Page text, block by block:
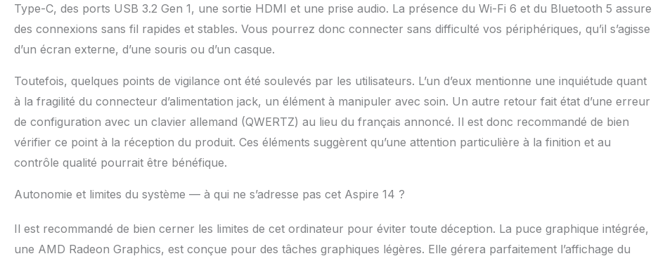
Type-C, des ports USB 3.2 Gen 1, une sortie HDMI et une prise audio. La présence du Wi-Fi 6 et du Bluetooth 5 assure
des connexions sans fil rapides et stables. Vous pourrez donc connecter sans difficulté vos périphériques, qu’il s’agisse
d’un écran externe, d’une souris ou d’un casque.
Toutefois, quelques points de vigilance ont été soulevés par les utilisateurs. L’un d’eux mentionne une inquiétude quant
à la fragilité du connecteur d’alimentation jack, un élément à manipuler avec soin. Un autre retour fait état d’une erreur
de configuration avec un clavier allemand (QWERTZ) au lieu du français annoncé. Il est donc recommandé de bien
vérifier ce point à la réception du produit. Ces éléments suggèrent qu’une attention particulière à la finition et au
contrôle qualité pourrait être bénéfique.
Autonomie et limites du système — à qui ne s’adresse pas cet Aspire 14 ?
Il est recommandé de bien cerner les limites de cet ordinateur pour éviter toute déception. La puce graphique intégrée,
une AMD Radeon Graphics, est conçue pour des tâches graphiques légères. Elle gérera parfaitement l’affichage du